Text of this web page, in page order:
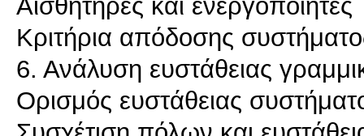
Αισθητήρες και ενεργοποιητές
Κριτήρια απόδοσης
6. Ανάλυση ευστάθειας
Ορισμός ευστάθειας